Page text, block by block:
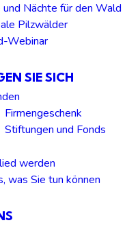
und Nächte für den Wald
Pilzwälder
Webinar
SIE SICH
Firmengeschenk
Stiftungen und Fonds
werden
was Sie tun können